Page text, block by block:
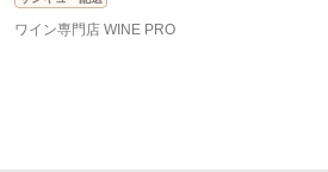
ワイン専門店 WINE PRO